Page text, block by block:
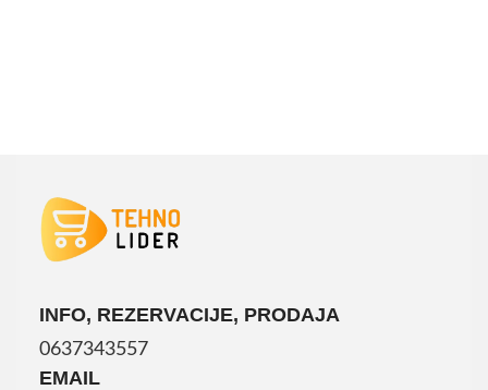
INFO, REZERVACIJE, PRODAJA
0637343557
EMAIL